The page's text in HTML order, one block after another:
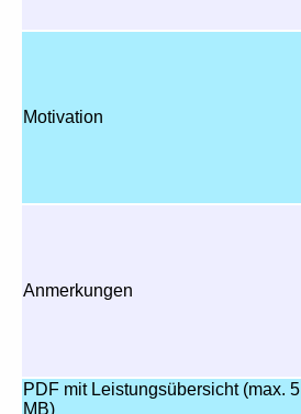
Motivation
Anmerkungen
PDF mit Leistungsübersicht (max. 5
MB)